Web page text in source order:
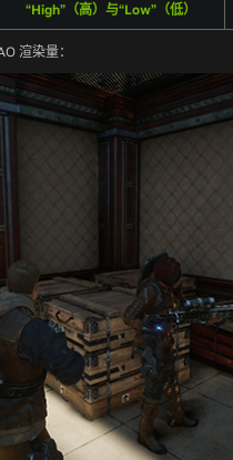
“High”（高）与“Low”（低）
渲染量：